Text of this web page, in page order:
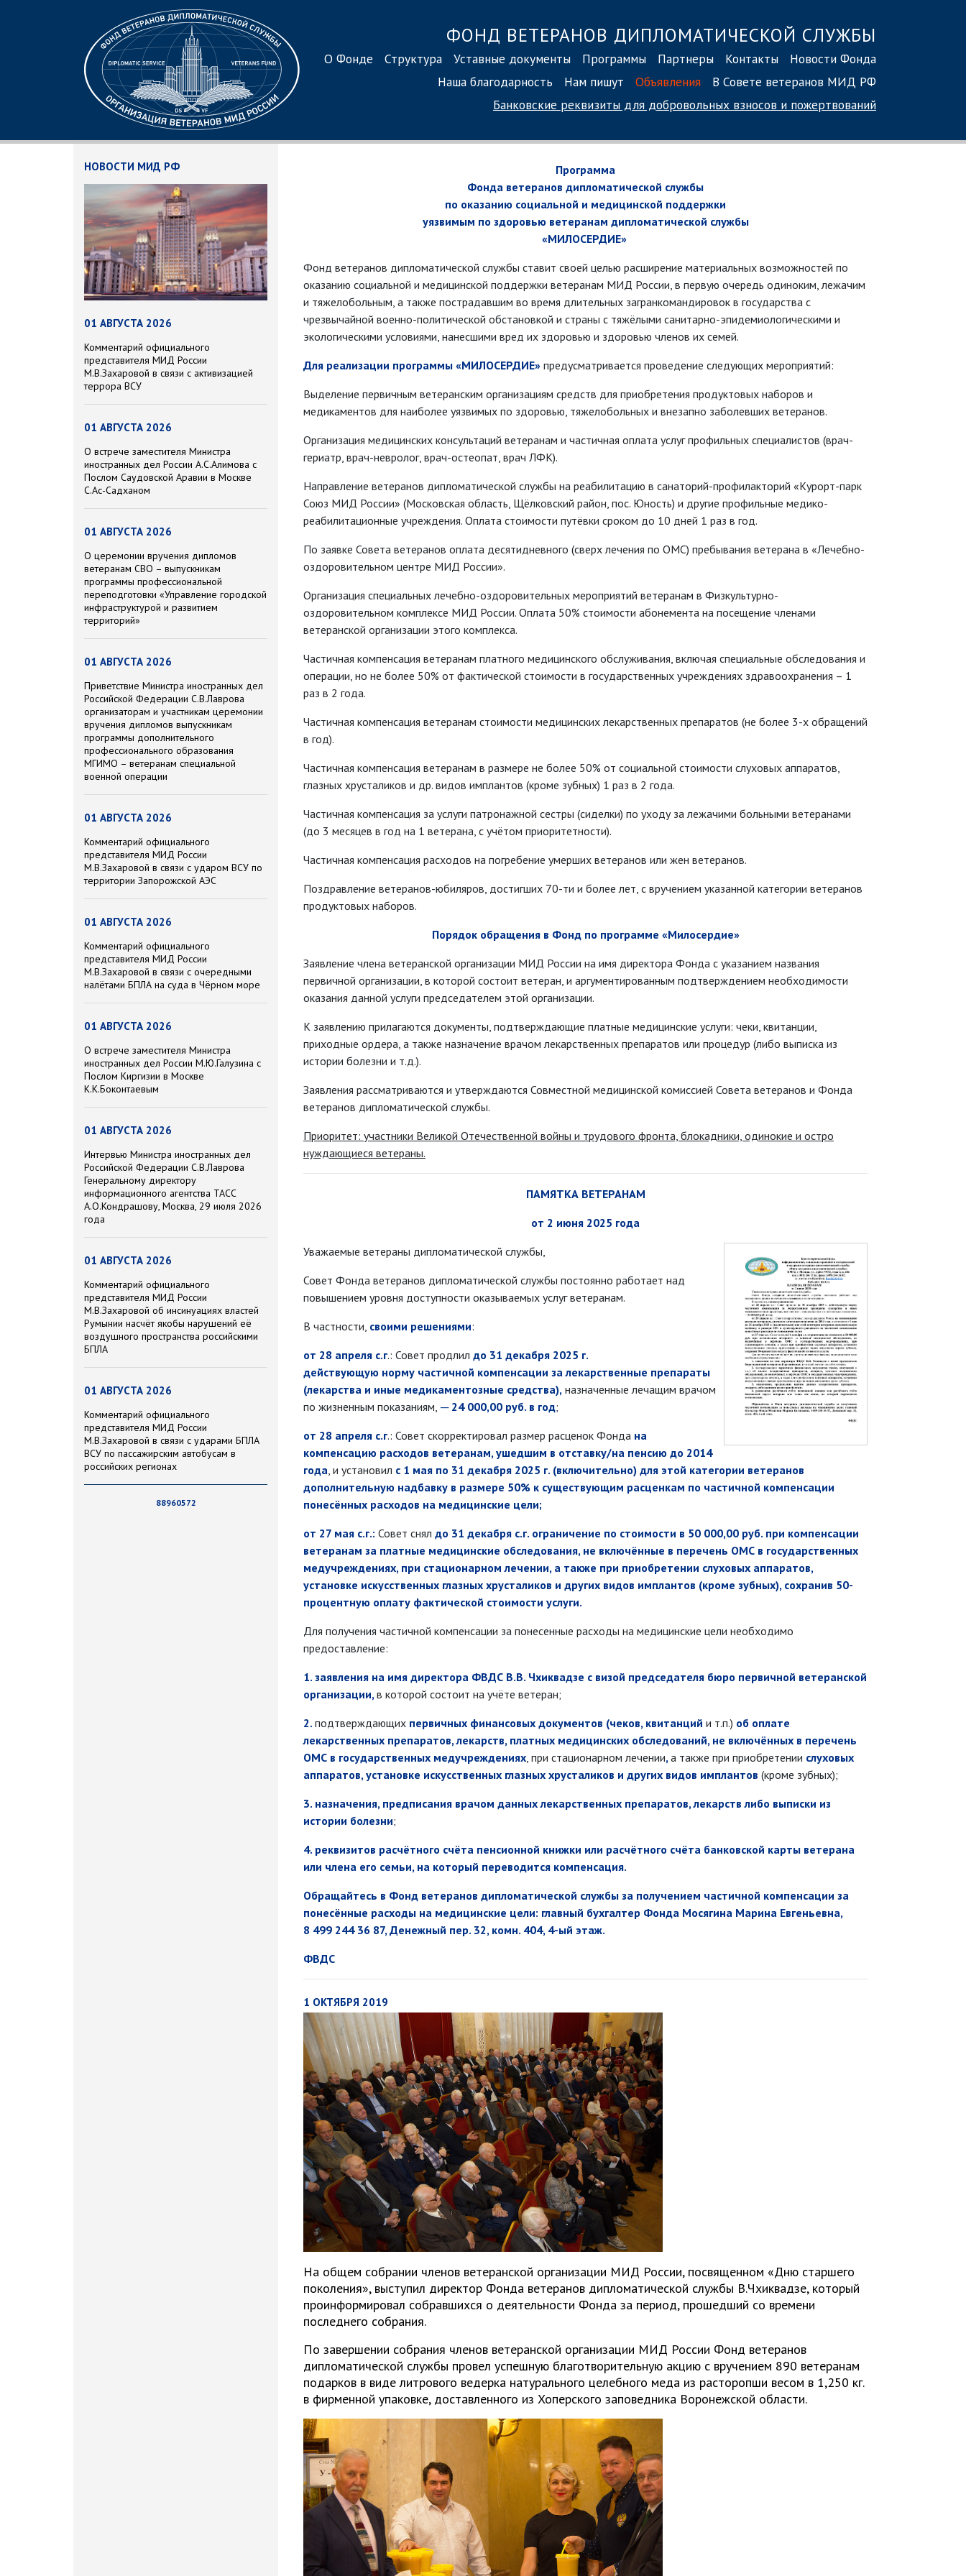
ФОНД ВЕТЕРАНОВ ДИПЛОМАТИЧЕСКОЙ СЛУЖБЫ
О Фонде Структура Уставные документы Программы Партнеры Контакты
Новости Фонда
Наша благодарность
Нам пишут Объявления
В Совете ветеранов МИД РФ
Банковские реквизиты для добровольных взносов и пожертвований
НОВОСТИ МИД РФ
01 АВГУСТА 2026
Комментарий официального
представителя МИД России
М.В.Захаровой в связи с активизацией
террора ВСУ
01 АВГУСТА 2026
О встрече заместителя Министра
иностранных дел России А.С.Алимова с
Послом Саудовской Аравии в Москве
С.Ас-Садханом
01 АВГУСТА 2026
О церемонии вручения дипломов
ветеранам СВО – выпускникам
программы профессиональной
переподготовки «Управление городской
инфраструктурой и развитием
территорий»
01 АВГУСТА 2026
Приветствие Министра иностранных дел
Российской Федерации С.В.Лаврова
организаторам и участникам церемонии
вручения дипломов выпускникам
программы дополнительного
профессионального образования
МГИМО – ветеранам специальной
военной операции
01 АВГУСТА 2026
Комментарий официального
представителя МИД России
М.В.Захаровой в связи с ударом ВСУ по
территории Запорожской АЭС
01 АВГУСТА 2026
Комментарий официального
представителя МИД России
М.В.Захаровой в связи с очередными
налётами БПЛА на суда в Чёрном море
01 АВГУСТА 2026
О встрече заместителя Министра
иностранных дел России М.Ю.Галузина с
Послом Киргизии в Москве
К.К.Боконтаевым
01 АВГУСТА 2026
Интервью Министра иностранных дел
Российской Федерации С.В.Лаврова
Генеральному директору
информационного агентства ТАСС
А.О.Кондрашову, Москва, 29 июля 2026
года
01 АВГУСТА 2026
Комментарий официального
представителя МИД России
М.В.Захаровой об инсинуациях властей
Румынии насчёт якобы нарушений её
воздушного пространства российскими
БПЛА
01 АВГУСТА 2026
Комментарий официального
представителя МИД России
М.В.Захаровой в связи с ударами БПЛА
ВСУ по пассажирским автобусам в
российских регионах
88960572
Программа
Фонда ветеранов дипломатической службы
по оказанию социальной и медицинской поддержки
уязвимым по здоровью ветеранам дипломатической службы
«МИЛОСЕРДИЕ»
Фонд ветеранов дипломатической службы ставит своей целью расширение материальных возможностей по
оказанию социальной и медицинской поддержки ветеранам МИД России, в первую очередь одиноким, лежачим
и тяжелобольным, а также пострадавшим во время длительных загранкомандировок в государства с
чрезвычайной военно-политической обстановкой и страны с тяжёлыми санитарно-эпидемиологическими и
экологическими условиями, нанесшими вред их здоровью и здоровью членов их семей.
Для реализации программы «МИЛОСЕРДИЕ» предусматривается проведение следующих мероприятий:
Выделение первичным ветеранским организациям средств для приобретения продуктовых наборов и
медикаментов для наиболее уязвимых по здоровью, тяжелобольных и внезапно заболевших ветеранов.
Организация медицинских консультаций ветеранам и частичная оплата услуг профильных специалистов (врач-
гериатр, врач-невролог, врач-остеопат, врач ЛФК).
Направление ветеранов дипломатической службы на реабилитацию в cанаторий-профилакторий «Курорт-парк
Союз МИД России» (Московская область, Щёлковский район, пос. Юность) и другие профильные медико-
реабилитационные учреждения. Оплата стоимости путёвки сроком до 10 дней 1 раз в год.
По заявке Совета ветеранов оплата десятидневного (сверх лечения по ОМС) пребывания ветерана в «Лечебно-
оздоровительном центре МИД России».
Организация специальных лечебно-оздоровительных мероприятий ветеранам в Физкультурно-
оздоровительном комплексе МИД России. Оплата 50% стоимости абонемента на посещение членами
ветеранской организации этого комплекса.
Частичная компенсация ветеранам платного медицинского обслуживания, включая специальные обследования и
операции, но не более 50% от фактической стоимости в государственных учреждениях здравоохранения – 1
раз в 2 года.
Частичная компенсация ветеранам стоимости медицинских лекарственных препаратов (не более 3-х обращений
в год).
Частичная компенсация ветеранам в размере не более 50% от социальной стоимости слуховых аппаратов,
глазных хрусталиков и др. видов имплантов (кроме зубных) 1 раз в 2 года.
Частичная компенсация за услуги патронажной сестры (сиделки) по уходу за лежачими больными ветеранами
(до 3 месяцев в год на 1 ветерана, с учётом приоритетности).
Частичная компенсация расходов на погребение умерших ветеранов или жен ветеранов.
Поздравление ветеранов-юбиляров, достигших 70-ти и более лет, с вручением указанной категории ветеранов
продуктовых наборов.
Порядок обращения в Фонд по программе «Милосердие»
Заявление члена ветеранской организации МИД России на имя директора Фонда с указанием названия
первичной организации, в которой состоит ветеран, и аргументированным подтверждением необходимости
оказания данной услуги председателем этой организации.
К заявлению прилагаются документы, подтверждающие платные медицинские услуги: чеки, квитанции,
приходные ордера, а также назначение врачом лекарственных препаратов или процедур (либо выписка из
истории болезни и т.д.).
Заявления рассматриваются и утверждаются Совместной медицинской комиссией Совета ветеранов и Фонда
ветеранов дипломатической службы.
Приоритет: участники Великой Отечественной войны и трудового фронта, блокадники, одинокие и остро
нуждающиеся ветераны.
ПАМЯТКА ВЕТЕРАНАМ
от 2 июня 2025 года
Уважаемые ветераны дипломатической службы,
Совет Фонда ветеранов дипломатической службы постоянно работает над
повышением уровня доступности оказываемых услуг ветеранам.
В частности, своими решениями:
от 28 апреля с.г.: Совет продлил до 31 декабря 2025 г.
действующую норму частичной компенсации за лекарственные препараты
(лекарства и иные медикаментозные средства), назначенные лечащим врачом
по жизненным показаниям, ─ 24 000,00 руб. в год;
от 28 апреля с.г.: Совет скорректировал размер расценок Фонда на
компенсацию расходов ветеранам, ушедшим в отставку/на пенсию до 2014
года, и установил с 1 мая по 31 декабря 2025 г. (включительно) для этой категории ветеранов
дополнительную надбавку в размере 50% к существующим расценкам по частичной компенсации
понесённых расходов на медицинские цели;
от 27 мая с.г.: Совет снял до 31 декабря с.г. ограничение по стоимости в 50 000,00 руб. при компенсации
ветеранам за платные медицинские обследования, не включённые в перечень ОМС в государственных
медучреждениях, при стационарном лечении, а также при приобретении слуховых аппаратов,
установке искусственных глазных хрусталиков и других видов имплантов (кроме зубных), сохранив 50-
процентную оплату фактической стоимости услуги.
Для получения частичной компенсации за понесенные расходы на медицинские цели необходимо
предоставление:
1. заявления на имя директора ФВДС В.В. Чхиквадзе с визой председателя бюро первичной ветеранской
организации,в которой состоит на учёте ветеран;
2. подтверждающих первичных финансовых документов (чеков, квитанций и т.п.) об оплате
лекарственных препаратов, лекарств, платных медицинских обследований, не включённых в перечень
ОМС в государственных медучреждениях, при стационарном лечении,а также при приобретении слуховых
аппаратов, установке искусственных глазных хрусталиков и других видов имплантов (кроме зубных);
3. назначения, предписания врачом данных лекарственных препаратов, лекарств либо выписки из
истории болезни;
4. реквизитов расчётного счёта пенсионной книжки или расчётного счёта банковской карты ветерана
или члена его семьи, на который переводится компенсация.
Обращайтесь в Фонд ветеранов дипломатической службы за получением частичной компенсации за
понесённые расходы на медицинские цели: главный бухгалтер Фонда Мосягина Марина Евгеньевна,
8 499 244 36 87, Денежный пер. 32, комн. 404, 4-ый этаж.
ФВДС
1 ОКТЯБРЯ 2019
На общем собрании членов ветеранской организации МИД России, посвященном «Дню старшего
поколения», выступил директор Фонда ветеранов дипломатической службы В.Чхиквадзе, который
проинформировал собравшихся о деятельности Фонда за период, прошедший со времени
последнего собрания.
По завершении собрания членов ветеранской организации МИД России Фонд ветеранов
дипломатической службы провел успешную благотворительную акцию с вручением 890 ветеранам
подарков в виде литрового ведерка натурального целебного меда из расторопши весом в 1,250 кг.
в фирменной упаковке, доставленного из Хоперского заповедника Воронежской области.